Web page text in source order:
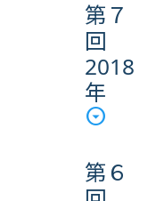
第７
回
2018
年
第６